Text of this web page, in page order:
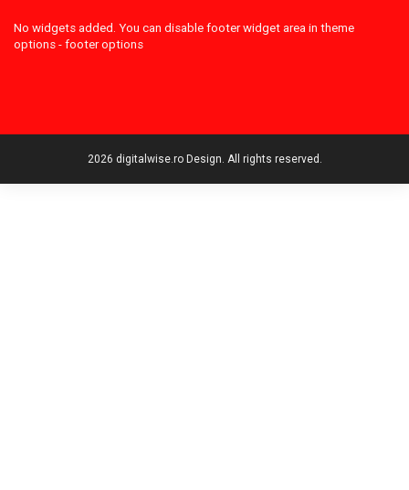
No widgets added. You can disable footer widget area in theme
options - footer options
2026 digitalwise.ro Design. All rights reserved.